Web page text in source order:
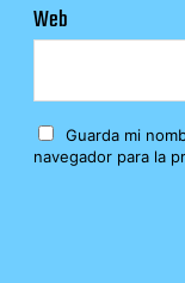
Web
Guarda mi
navegador para la